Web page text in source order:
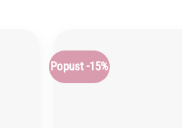
Popust -15%